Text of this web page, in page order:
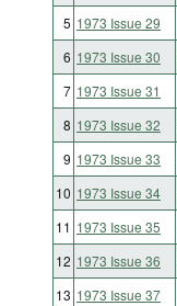
5 1973 Issue 29
6 1973 Issue 30
7 1973 Issue 31
8 1973 Issue 32
9 1973 Issue 33
10 1973 Issue 34
11 1973 Issue 35
12 1973 Issue 36
13 1973 Issue 37